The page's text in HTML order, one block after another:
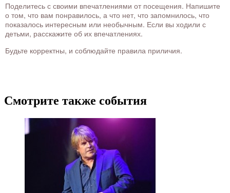
Поделитесь с своими впечатлениями от посещения. Напишите
о том, что вам понравилось, а что нет, что запомнилось, что
показалось интересным или необычным. Если вы ходили с
детьми, расскажите об их впечатлениях.
Будьте корректны, и соблюдайте правила приличия.
Смотрите также события